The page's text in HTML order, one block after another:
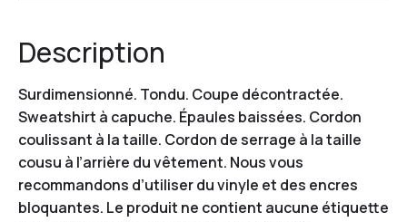
Description
Surdimensionné. Tondu. Coupe décontractée.
Sweatshirt à capuche. Épaules baissées. Cordon
coulissant à la taille. Cordon de serrage à la taille
cousu à l’arrière du vêtement. Nous vous
recommandons d’utiliser du vinyle et des encres
bloquantes. Le produit ne contient aucune étiquette